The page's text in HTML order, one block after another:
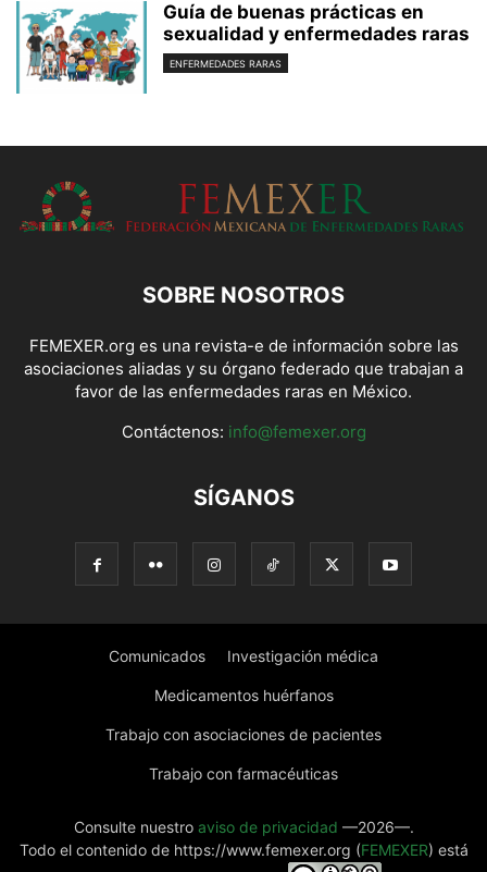
Guía de buenas prácticas en
sexualidad y enfermedades raras
ENFERMEDADES RARAS
SOBRE NOSOTROS
FEMEXER.org es una revista-e de información sobre las
asociaciones aliadas y su órgano federado que trabajan a
favor de las enfermedades raras en México.
Contáctenos: info@femexer.org
SÍGANOS
Comunicados Investigación médica
Medicamentos huérfanos
Trabajo con asociaciones de pacientes
Trabajo con farmacéuticas
Consulte nuestro aviso de privacidad —2026—.
Todo el contenido de https://www.femexer.org (FEMEXER) está